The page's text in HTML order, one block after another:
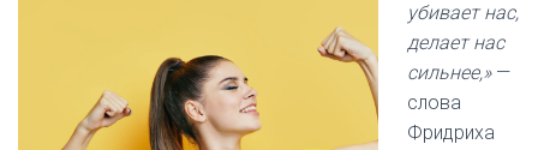
убивает нас,
делает нас
сильнее,»—
слова
Фридриха